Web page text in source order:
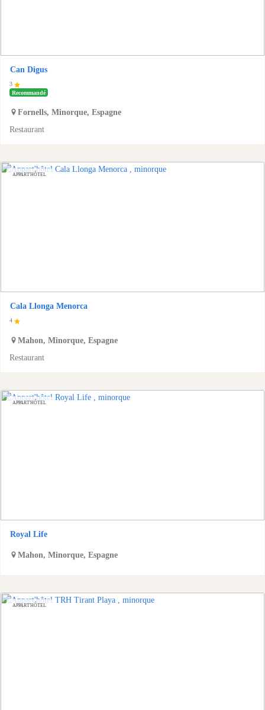
Can Digus
3
Recommandé
Fornells, Minorque, Espagne
Restaurant
APPART'HÔTEL
Cala Llonga Menorca
4
Mahon, Minorque, Espagne
Restaurant
APPART'HÔTEL
Royal Life
Mahon, Minorque, Espagne
APPART'HÔTEL